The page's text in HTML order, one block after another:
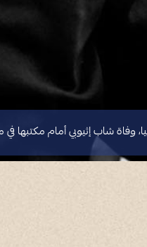
وفاة شاب إثيوبي أمام مكتبها